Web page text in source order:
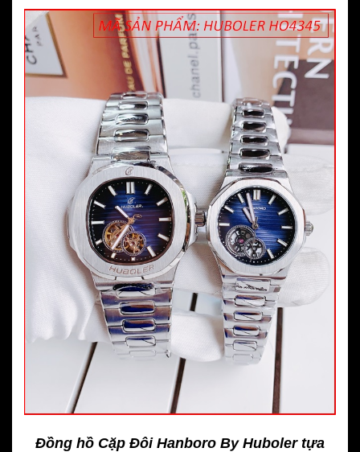
Đồng hồ Cặp Đôi Hanboro By Huboler tựa